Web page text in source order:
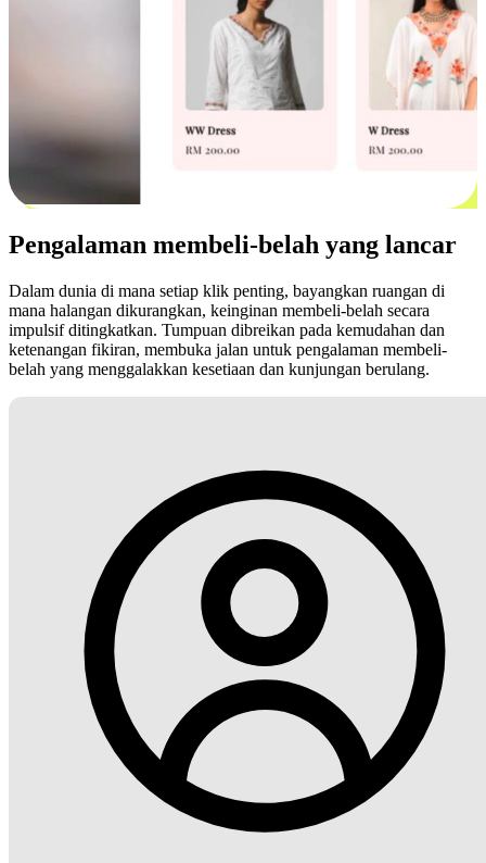
Pengalaman membeli-belah yang lancar
Dalam dunia di mana setiap klik penting, bayangkan ruangan di
mana halangan dikurangkan, keinginan membeli-belah secara
impulsif ditingkatkan. Tumpuan dibreikan pada kemudahan dan
ketenangan fikiran, membuka jalan untuk pengalaman membeli-
belah yang menggalakkan kesetiaan dan kunjungan berulang.